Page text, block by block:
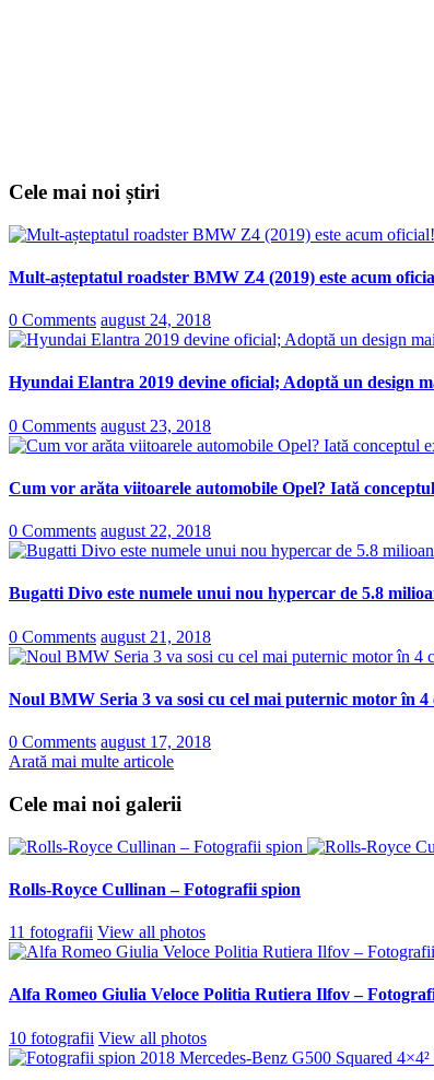
Cele mai noi știri
Mult-așteptatul roadster BMW Z4 (2019) este acum
0 Comments august 24, 2018
Hyundai Elantra 2019 devine oficial; Adoptă un design
0 Comments august 23, 2018
Cum vor arăta viitoarele automobile Opel? Iată
0 Comments august 22, 2018
Bugatti Divo este numele unui nou hypercar de 5.8
0 Comments august 21, 2018
Noul BMW Seria 3 va sosi cu cel mai puternic motor în
0 Comments august 17, 2018
Arată mai multe articole
Cele mai noi galerii
Rolls-Royce Cullinan – Fotografii spion
11 fotografii View all photos
Alfa Romeo Giulia Veloce Politia Rutiera Ilfov –
10 fotografii View all photos